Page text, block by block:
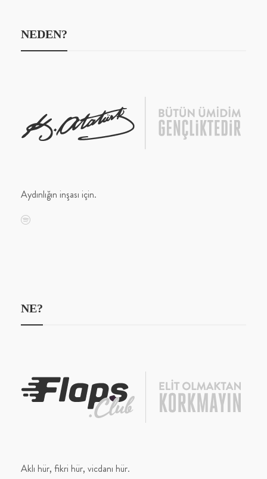
NEDEN?
Aydınlığın inşası için.
NE?
Aklı hür, fikri hür, vicdanı hür.